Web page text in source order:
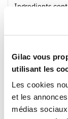
Gilac vous
utilisant les
Les cookies
et les
médias
Ingredients